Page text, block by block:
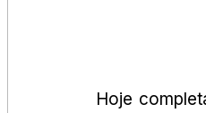
Hoje